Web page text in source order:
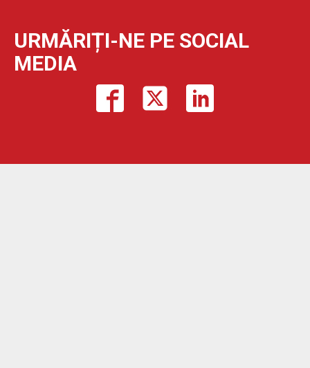
URMĂRIȚI-NE PE SOCIAL
MEDIA